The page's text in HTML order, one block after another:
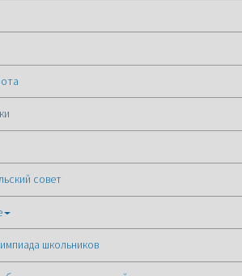
совет
школьников